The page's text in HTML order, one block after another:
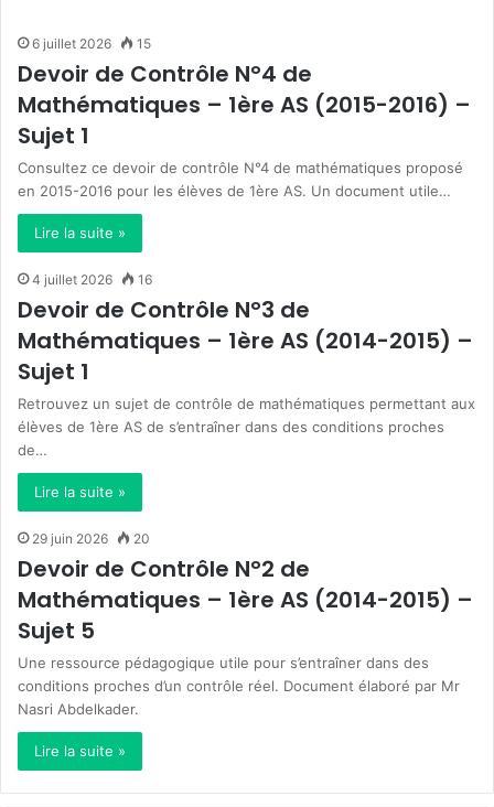
6 juillet 2026 15
Devoir de Contrôle N°4 de
Mathématiques – 1ère AS (2015-2016) –
Sujet 1
Consultez ce devoir de contrôle N°4 de mathématiques proposé
en 2015-2016 pour les élèves de 1ère AS. Un document utile…
Lire la suite »
4 juillet 2026 16
Devoir de Contrôle N°3 de
Mathématiques – 1ère AS (2014-2015) –
Sujet 1
Retrouvez un sujet de contrôle de mathématiques permettant aux
élèves de 1ère AS de s’entraîner dans des conditions proches
de…
Lire la suite »
29 juin 2026 20
Devoir de Contrôle N°2 de
Mathématiques – 1ère AS (2014-2015) –
Sujet 5
Une ressource pédagogique utile pour s’entraîner dans des
conditions proches d’un contrôle réel. Document élaboré par Mr
Nasri Abdelkader.
Lire la suite »